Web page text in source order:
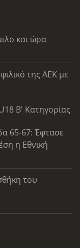
και ώρα
της ΑΕΚ με
Β' Κατηγορίας
65-67: Έφτασε
η Εθνική
του